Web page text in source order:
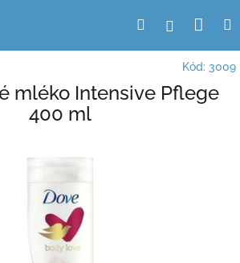
HledatPřihlášení
Kód: 3009
mléko Intensive Pflege
400 ml